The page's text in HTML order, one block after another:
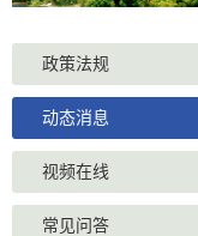
政策法规
动态消息
视频在线
常见问答